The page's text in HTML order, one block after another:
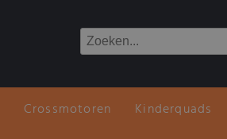
Crossmotoren Kinderquads